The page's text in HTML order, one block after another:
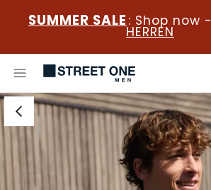
SUMMER SALE : Shop now -
HERREN